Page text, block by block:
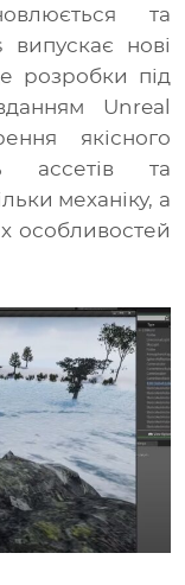
та
випускає нові
розробки під
Unreal
якісного
ассетів та
механіку, а
особливостей